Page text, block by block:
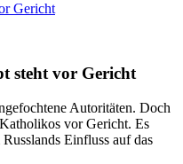
Gericht
steht vor Gericht
Autoritäten. Doch
vor Gericht. Es
Einfluss auf das